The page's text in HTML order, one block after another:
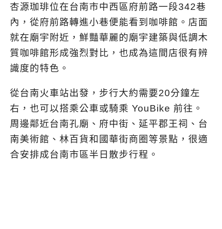
杏源珈琲位在台南市中西區府前路一段342巷
內，從府前路轉進小巷便能看到咖啡館。店面
就在廟宇附近，鮮豔華麗的廟宇建築與低調木
質咖啡館形成強烈對比，也成為這間店很有辨
識度的特色。
從台南火車站出發，步行大約需要20分鐘左
右，也可以搭乘公車或騎乘 YouBike 前往。
周邊鄰近台南孔廟、府中街、延平郡王祠、台
南美術館、林百貨和國華街商圈等景點，很適
合安排成台南市區半日散步行程。